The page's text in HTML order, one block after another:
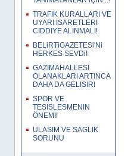
TRAFIK KURALLARI VE
UYARI ISARETLERI
CIDDIYE ALINMALI!
BELiRTiGAZETESi'Ni
HERKES SEVDi!
GAZIMAHALLESI
OLANAKLARI ARTINCA
DAHA DA GELISIR!
SPOR VE
TESISLESMENIN
ÖNEMI!
ULASIM VE SAGLIK
SORUNU